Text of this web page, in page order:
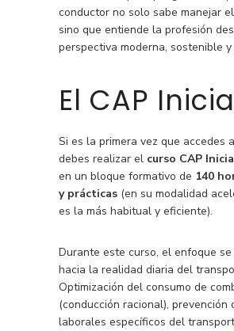
conductor no solo sabe manejar
sino que entiende la profesión
perspectiva moderna, sostenible y
El CAP
Si es la primera vez que accedes
debes realizar el curso CAP
en un bloque formativo de 140
y prácticas (en su modalidad
es la más habitual y eficiente).
Durante este curso, el enfoque
hacia la realidad diaria del
Optimización del consumo de
(conducción racional), prevención
laborales específicos del